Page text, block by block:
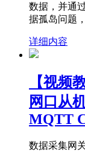
数据，并通
据孤岛问题
详细内容
【视频
网口从
MQTT
数据采集网